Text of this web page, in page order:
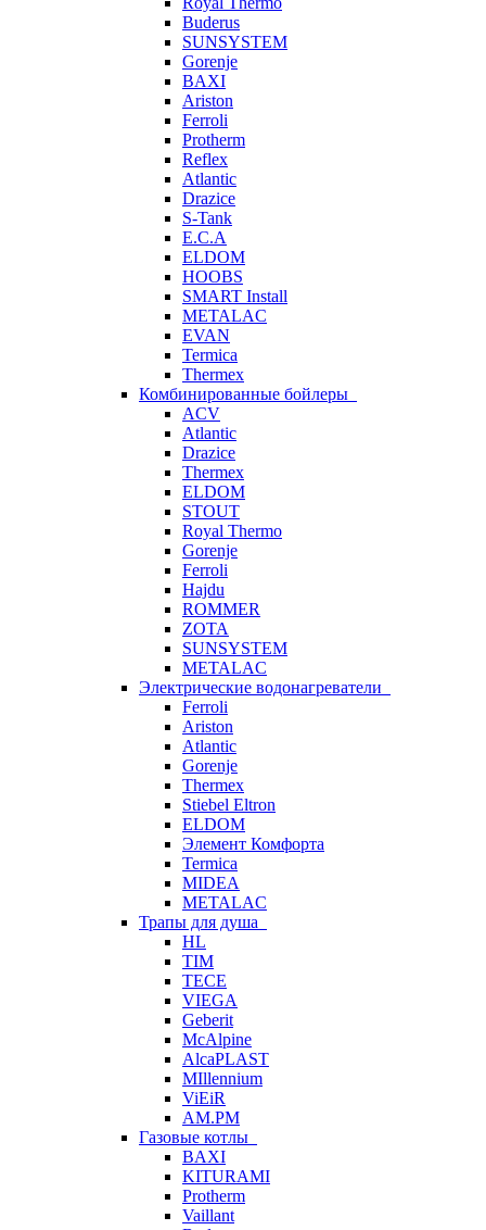
Buderus
SUNSYSTEM
Gorenje
BAXI
Ariston
Ferroli
Protherm
Reflex
Atlantic
Drazice
S-Tank
E.C.A
ELDOM
HOOBS
SMART Install
METALAC
EVAN
Termica
Thermex
Комбинированные бойлеры
ACV
Atlantic
Drazice
Thermex
ELDOM
STOUT
Royal Thermo
Gorenje
Ferroli
Hajdu
ROMMER
ZOTA
SUNSYSTEM
METALAC
Электрические водонагреватели
Ferroli
Ariston
Atlantic
Gorenje
Thermex
Stiebel Eltron
ELDOM
Элемент Комфорта
Termica
MIDEA
METALAC
Трапы для душа
HL
TIM
TECE
VIEGA
Geberit
McAlpine
AlcaPLAST
MIllennium
ViEiR
AM.PM
Газовые котлы
BAXI
KITURAMI
Protherm
Vaillant